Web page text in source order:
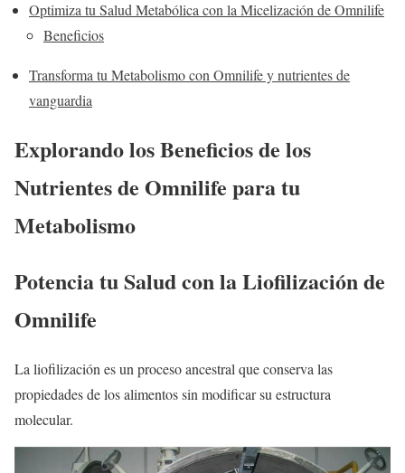
Optimiza tu Salud Metabólica con la Micelización de Omnilife
Beneficios
Transforma tu Metabolismo con Omnilife y nutrientes de
vanguardia
Explorando los Beneficios de los
Nutrientes de Omnilife para tu
Metabolismo
Potencia tu Salud con la Liofilización de
Omnilife
La liofilización es un proceso ancestral que conserva las
propiedades de los alimentos sin modificar su estructura
molecular.